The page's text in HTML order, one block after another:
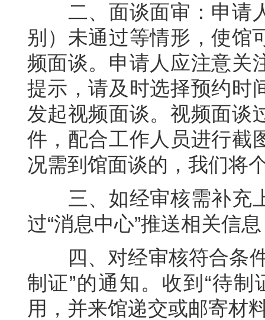
二、面谈面审：申请人
别）未通过等情形，使馆
频面谈。申请人应注意关
提示，请及时选择预约时
发起视频面谈。视频面谈
件，配合工作人员进行截
况需到馆面谈的，我们将
三、如经审核需补充上
过“消息中心”推送相关信
四、对经审核符合条件
制证”的通知。收到“待
用，并来馆递交或邮寄材